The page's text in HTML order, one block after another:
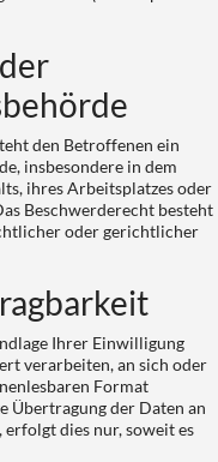
den Betroffenen ein
insbesondere in dem
ihres Arbeitsplatzes oder
Beschwerderecht besteht
oder gerichtlicher
Ihrer Einwilligung
verarbeiten, an sich oder
Format
Übertragung der Daten an
dies nur, soweit es